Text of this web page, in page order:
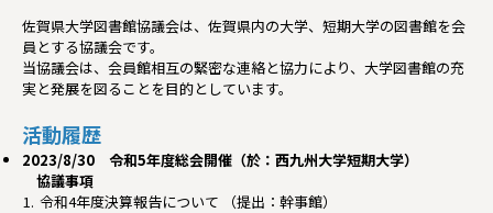
佐賀県大学図書館協議会は、佐賀県内の大学、短期大学の図書館を会
員とする協議会です。
当協議会は、会員館相互の緊密な連絡と協力により、大学図書館の充
実と発展を図ることを目的としています。
活動履歴
2023/8/30 令和5年度総会開催（於：西九州大学短期大学）
協議事項
令和4年度決算報告について （提出：幹事館）